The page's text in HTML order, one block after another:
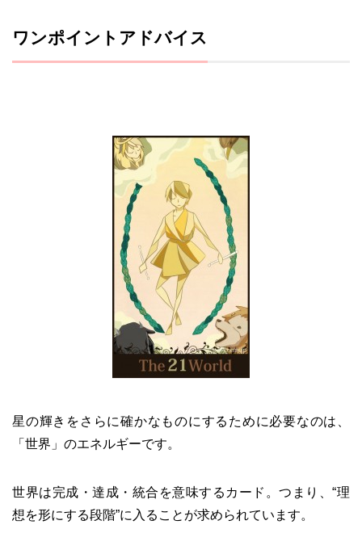
ワンポイントアドバイス
星の輝きをさらに確かなものにするために必要なのは、
「世界」のエネルギーです。
世界は完成・達成・統合を意味するカード。つまり、“理
想を形にする段階”に入ることが求められています。